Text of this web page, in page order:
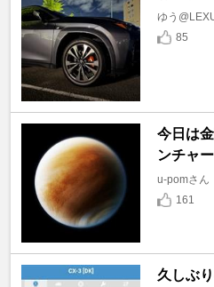
ゆう
85
今日は
ンチャ
u-pomさん
161
久しぶ